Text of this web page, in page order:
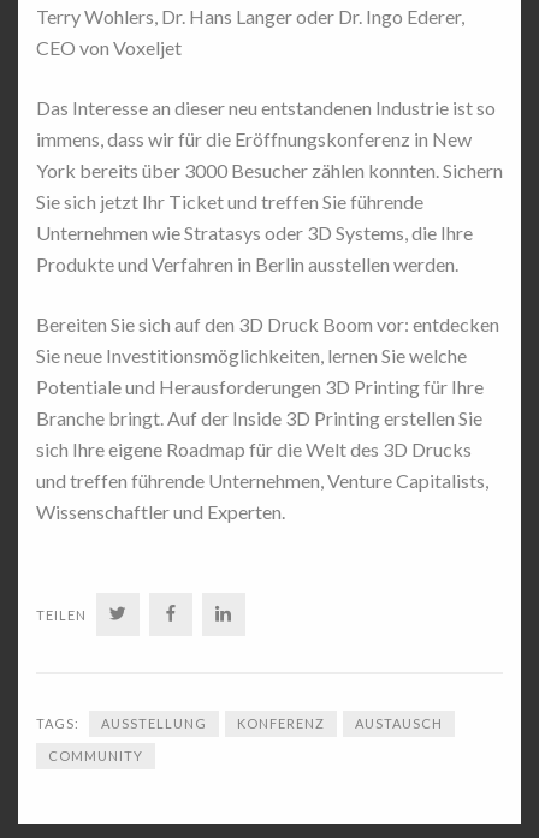
Terry Wohlers, Dr. Hans Langer oder Dr. Ingo Ederer,
CEO von Voxeljet
Das Interesse an dieser neu entstandenen Industrie ist so
immens, dass wir für die Eröffnungskonferenz in New
York bereits über 3000 Besucher zählen konnten. Sichern
Sie sich jetzt Ihr Ticket und treffen Sie führende
Unternehmen wie Stratasys oder 3D Systems, die Ihre
Produkte und Verfahren in Berlin ausstellen werden.
Bereiten Sie sich auf den 3D Druck Boom vor: entdecken
Sie neue Investitionsmöglichkeiten, lernen Sie welche
Potentiale und Herausforderungen 3D Printing für Ihre
Branche bringt. Auf der Inside 3D Printing erstellen Sie
sich Ihre eigene Roadmap für die Welt des 3D Drucks
und treffen führende Unternehmen, Venture Capitalists,
Wissenschaftler und Experten.
TEILEN TWITTERFACEBOOK
TAGS: AUSSTELLUNG KONFERENZ AUSTAUSCH
COMMUNITY